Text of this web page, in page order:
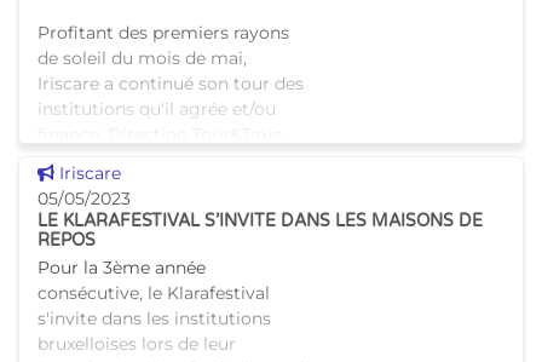
Profitant des premiers rayons
de soleil du mois de mai,
Iriscare a continué son tour des
institutions qu'il agrée et/ou
où, à quelques pas de la Gare
Maritime, u
Voir cette news
Iriscare
05/05/2023
LE KLARAFESTIVAL S’INVITE DANS LES MAISONS DE
REPOS
Pour la 3ème année
consécutive, le Klarafestival
s'invite dans les institutions
bruxelloises lors de leur